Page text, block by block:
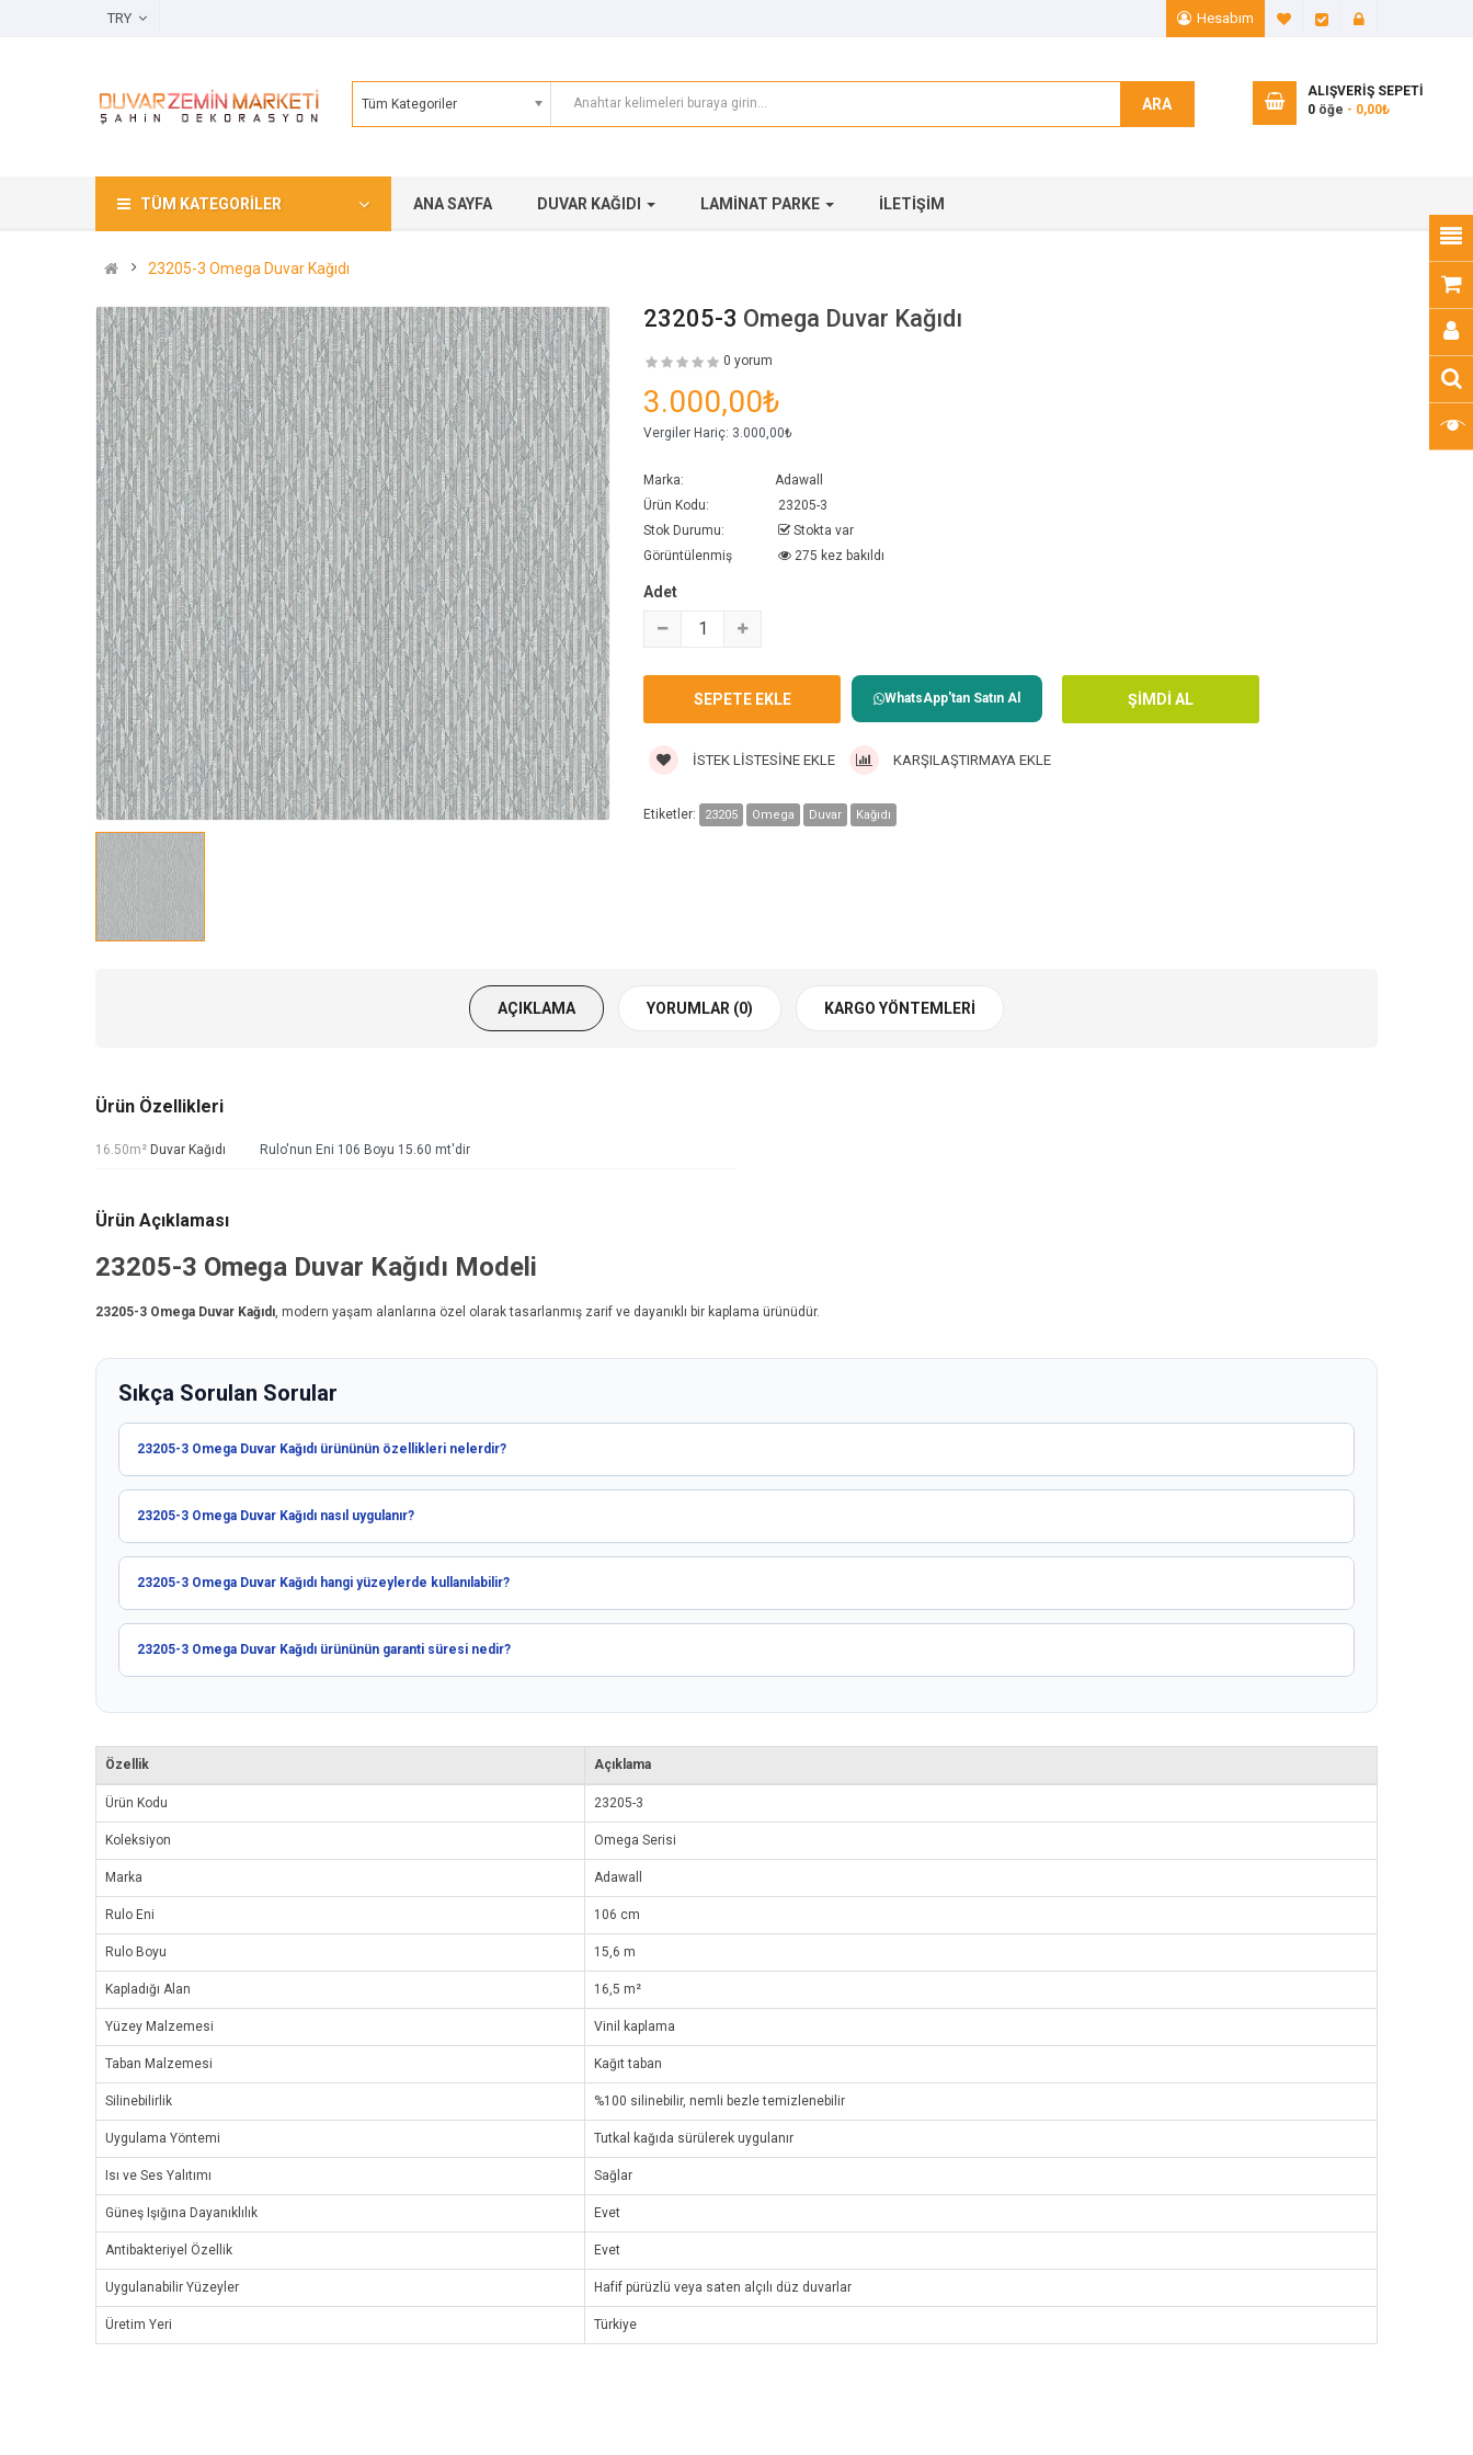
Hesabım A. Listem (0)
Ödeme
Tüm Kategoriler ARA
ALIŞVERIŞ SEPETI
0 öğe - 0,00₺
TÜM KATEGORILER ANA SAYFA DUVAR KAĞIDI LAMINAT PARKE İLETIŞIM
23205-3 Omega Duvar Kağıdı
23205-3 Omega Duvar Kağıdı
0 yorum
3.000,00₺
Vergiler Hariç: 3.000,00₺
Marka:
Adawall
Ürün Kodu:
23205-3
Stok Durumu:
Stokta var
Görüntülenmiş
275 kez bakıldı
Adet
WhatsApp'tan Satın Al
İSTEK LISTESINE EKLE KARŞILAŞTIRMAYA EKLE
Etiketler: 23205 Omega Duvar Kağıdı
AÇIKLAMA YORUMLAR (0) KARGO YÖNTEMLERI
Ürün Özellikleri
16.50m² Duvar Kağıdı Rulo'nun Eni 106 Boyu 15.60 mt'dir
Ürün Açıklaması
23205-3 Omega Duvar Kağıdı Modeli
23205-3 Omega Duvar Kağıdı, modern yaşam alanlarına özel olarak tasarlanmış zarif ve dayanıklı bir kaplama ürünüdür.
Sıkça Sorulan Sorular
23205-3 Omega Duvar Kağıdı ürününün özellikleri nelerdir?
23205-3 Omega Duvar Kağıdı nasıl uygulanır?
23205-3 Omega Duvar Kağıdı hangi yüzeylerde kullanılabilir?
23205-3 Omega Duvar Kağıdı ürününün garanti süresi nedir?
Özellik Açıklama
Ürün Kodu 23205-3
Koleksiyon Omega Serisi
Marka Adawall
Rulo Eni 106 cm
Rulo Boyu 15,6 m
Kapladığı Alan 16,5 m²
Yüzey Malzemesi Vinil kaplama
Taban Malzemesi Kağıt taban
Silinebilirlik %100 silinebilir, nemli bezle temizlenebilir
Uygulama Yöntemi Tutkal kağıda sürülerek uygulanır
Isı ve Ses Yalıtımı Sağlar
Güneş Işığına Dayanıklılık Evet
Antibakteriyel Özellik Evet
Uygulanabilir Yüzeyler Hafif pürüzlü veya saten alçılı düz duvarlar
Üretim Yeri Türkiye